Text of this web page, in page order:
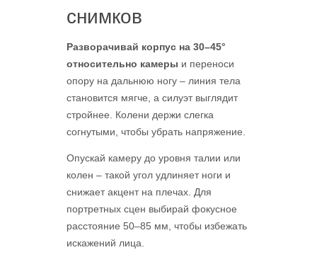
снимков
Разворачивай корпус на 30–45°
относительно камеры и переноси
опору на дальнюю ногу – линия тела
становится мягче, а силуэт выглядит
стройнее. Колени держи слегка
согнутыми, чтобы убрать напряжение.
Опускай камеру до уровня талии или
колен – такой угол удлиняет ноги и
снижает акцент на плечах. Для
портретных сцен выбирай фокусное
расстояние 50–85 мм, чтобы избежать
искажений лица.